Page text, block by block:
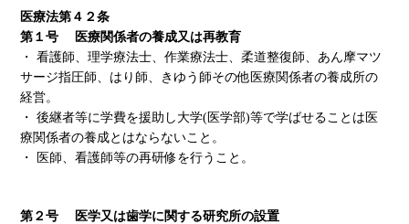
医療法第４２条
第１号 医療関係者の養成又は再教育
・ 看護師、理学療法士、作業療法士、柔道整復師、あん摩マツ
サージ指圧師、はり師、きゆう師その他医療関係者の養成所の
経営。
・ 後継者等に学費を援助し大学(医学部)等で学ばせることは医
療関係者の養成とはならないこと。
・ 医師、看護師等の再研修を行うこと。
第２号 医学又は歯学に関する研究所の設置